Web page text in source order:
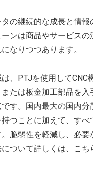
タの継続的な成長と情
ンは商品やサービスの
なりつつあります。
、PTJを使用してCNC
たは板金加工部品を入
す。国内最大の国内分
つことに加えて、すべ
脆弱性を軽減し、必要
ついて詳しくは、こち